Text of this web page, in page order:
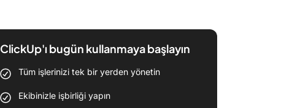
ClickUp'ı bugün kullanmaya başlayın
Tüm işlerinizi tek bir yerden yönetin
Ekibinizle işbirliği yapın